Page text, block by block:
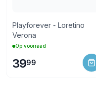
Playforever - Loretino
Verona
Op voorraad
3999